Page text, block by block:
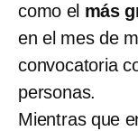
como el más
en el mes de
convocatoria
personas.
Mientras que